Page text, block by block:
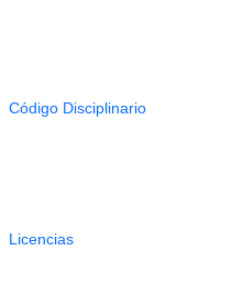
Código Disciplinario
Licencias